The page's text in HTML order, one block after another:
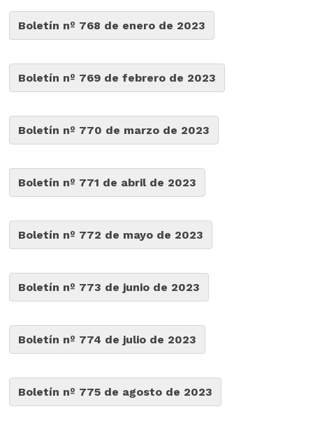
Boletín nº 768 de enero de 2023
Boletín nº 769 de febrero de 2023
Boletín nº 770 de marzo de 2023
Boletín nº 771 de abril de 2023
Boletín nº 772 de mayo de 2023
Boletín nº 773 de junio de 2023
Boletín nº 774 de julio de 2023
Boletín nº 775 de agosto de 2023